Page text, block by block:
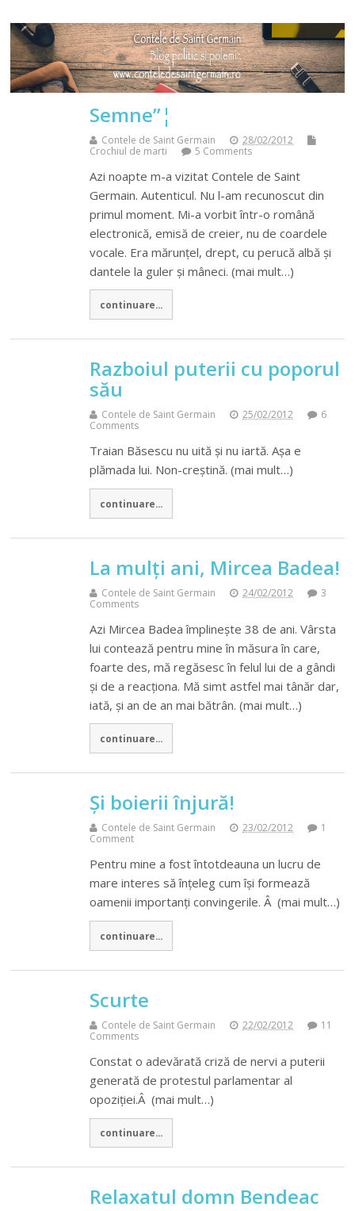
Semne”¦
Contele de Saint Germain
28/02/2012
Crochiul de marti
5 Comments
Azi noapte m-a vizitat Contele de Saint
Germain. Autenticul. Nu l-am recunoscut din
primul moment. Mi-a vorbit într-o română
electronică, emisă de creier, nu de coardele
vocale. Era mărunțel, drept, cu perucă albă și
dantele la guler și mâneci. (mai mult…)
continuare...
Razboiul puterii cu poporul
său
Contele de Saint Germain 25/02/2012
6
Comments
Traian Băsescu nu uită și nu iartă. Așa e
plămada lui. Non-creștină. (mai mult…)
continuare...
La mulți ani, Mircea Badea!
Contele de Saint Germain 24/02/2012
3
Comments
Azi Mircea Badea împlinește 38 de ani. Vârsta
lui contează pentru mine în măsura în care,
foarte des, mă regăsesc în felul lui de a gândi
și de a reacționa. Mă simt astfel mai tânăr dar,
iată, și an de an mai bătrân. (mai mult…)
continuare...
Și boierii înjură!
Contele de Saint Germain 23/02/2012
1
Comment
Pentru mine a fost întotdeauna un lucru de
mare interes să înțeleg cum își formează
oamenii importanți convingerile. Â (mai mult…)
continuare...
Scurte
Contele de Saint Germain 22/02/2012
11
Comments
Constat o adevărată criză de nervi a puterii
generată de protestul parlamentar al
opoziției.Â (mai mult…)
continuare...
Relaxatul domn Bendeac